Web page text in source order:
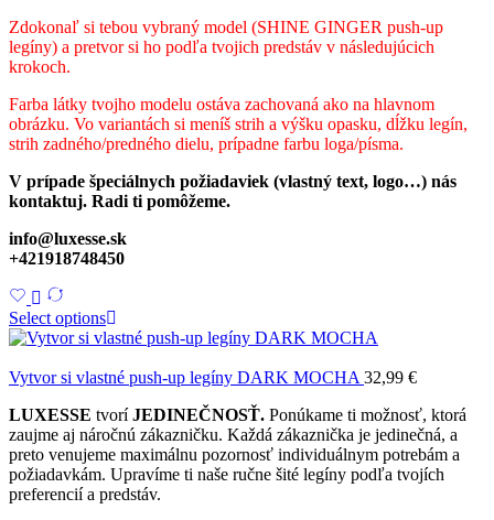
Zdokonaľ si tebou vybraný model (SHINE GINGER push-up
legíny) a pretvor si ho podľa tvojich predstáv v následujúcich
krokoch.
Farba látky tvojho modelu ostáva zachovaná ako na hlavnom
obrázku. Vo variantách si meníš strih a výšku opasku, dĺžku legín,
strih zadného/predného dielu, prípadne farbu loga/písma.
V prípade špeciálnych požiadaviek (vlastný text, logo…) nás
kontaktuj. Radi ti pomôžeme.
info@luxesse.sk
+421918748450
Select options
Vytvor si vlastné push-up legíny DARK MOCHA 32,99 €
LUXESSE tvoríJEDINEČNOSŤ. Ponúkame ti možnosť, ktorá
zaujme aj náročnú zákazničku. Každá zákaznička je jedinečná, a
preto venujeme maximálnu pozornosť individuálnym potrebám a
požiadavkám. Upravíme ti naše ručne šité legíny podľa tvojích
preferencií a predstáv.